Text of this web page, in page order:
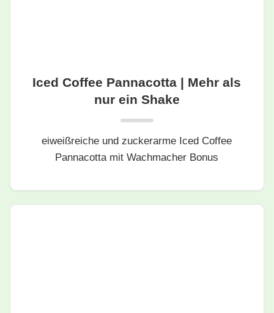
Iced Coffee Pannacotta | Mehr als
nur ein Shake
eiweißreiche und zuckerarme Iced Coffee
Pannacotta mit Wachmacher Bonus